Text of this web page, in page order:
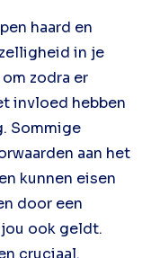
haard en
in je
zodra er
invloed hebben
Sommige
aan het
kunnen eisen
door een
ook geldt.
cruciaal.